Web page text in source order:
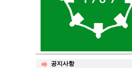
공지사항